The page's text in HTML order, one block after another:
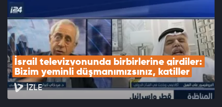
İsrail televizyonunda birbirlerine girdiler:
Bizim yeminli düşmanımızsınız, katiller
İZLE